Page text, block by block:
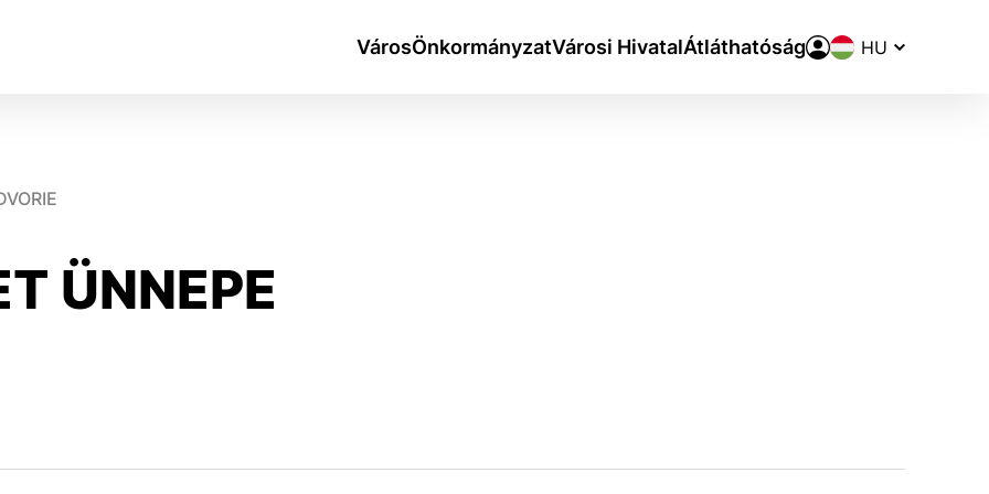
VárosÖnkormányzatVárosi HivatalÁtláthatóság Nyelvváltó
ÜNNEPE